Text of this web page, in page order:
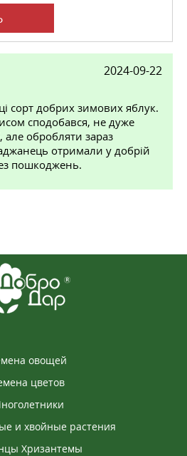
2024-09-22
сорт добрих зимових яблук.
сподобався, не дуже
але обробляти зараз
отримали у добрій
пошкоджень.
овощей
цветов
и хвойные растения
Хризантемы